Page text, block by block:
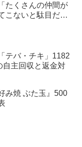
たくさんの仲間が
こないと駄目だ
テバ・チキ」1182
自主回収と返金対
み焼 ぶた玉』500